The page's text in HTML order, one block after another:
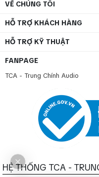
VỀ CHÚNG TÔI
HỖ TRỢ KHÁCH HÀNG
HỖ TRỢ KỸ THUẬT
FANPAGE
TCA - Trung Chính Audio
HỆ THỐNG TCA -